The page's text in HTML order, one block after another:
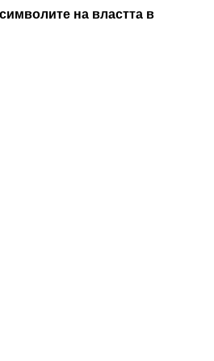
на властта в